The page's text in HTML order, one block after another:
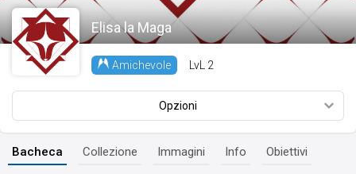
Elisa la Maga
Amichevole LvL 2
Opzioni
Bacheca Collezione Immagini Info Obiettivi